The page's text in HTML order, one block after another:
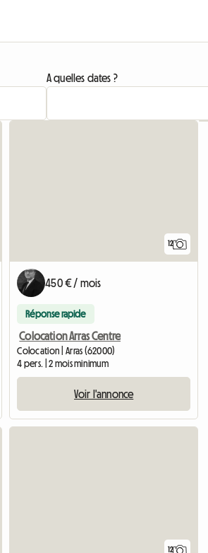
A quelles dates ?
12
450 € / mois
Réponse rapide
Colocation Arras Centre
Colocation | Arras (62000)
4 pers. | 2 mois minimum
Voir l'annonce
12